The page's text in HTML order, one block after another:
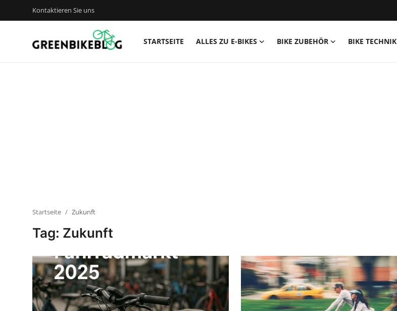
Kontaktieren Sie uns
STARTSEITE ALLES ZU E-BIKES BIKE ZUBEHÖR BIKE TECHNIK
Startseite Zukunft
Tag: Zukunft